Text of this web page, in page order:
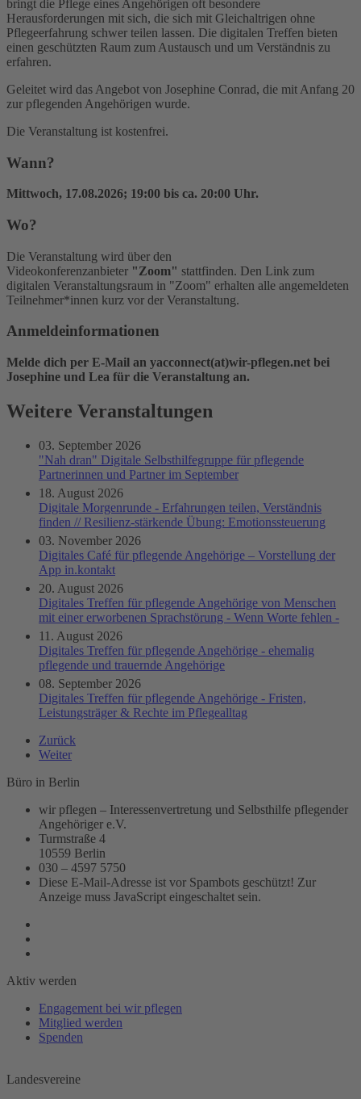
bringt die Pflege eines Angehörigen oft besondere
Herausforderungen mit sich, die sich mit Gleichaltrigen ohne
Pflegeerfahrung schwer teilen lassen. Die digitalen Treffen bieten
einen geschützten Raum zum Austausch und um Verständnis zu
erfahren.
Geleitet wird das Angebot von Josephine Conrad, die mit Anfang 20
zur pflegenden Angehörigen wurde.
Die Veranstaltung ist kostenfrei.
Wann?
Mittwoch, 17.08.2026; 19:00 bis ca. 20:00 Uhr.
Wo?
Die Veranstaltung wird über den
Videokonferenzanbieter "Zoom" stattfinden. Den Link zum
digitalen Veranstaltungsraum in "Zoom" erhalten alle angemeldeten
Teilnehmer*innen kurz vor der Veranstaltung.
Anmeldeinformationen
Melde dich per E-Mail an yacconnect(at)wir-pflegen.net bei
Josephine und Lea für die Veranstaltung an.
Weitere Veranstaltungen
03. September 2026
"Nah dran" Digitale Selbsthilfegruppe für pflegende
Partnerinnen und Partner im September
18. August 2026
Digitale Morgenrunde - Erfahrungen teilen, Verständnis
finden // Resilienz-stärkende Übung: Emotionssteuerung
03. November 2026
Digitales Café für pflegende Angehörige – Vorstellung der
App in.kontakt
20. August 2026
Digitales Treffen für pflegende Angehörige von Menschen
mit einer erworbenen Sprachstörung - Wenn Worte fehlen -
11. August 2026
Digitales Treffen für pflegende Angehörige - ehemalig
pflegende und trauernde Angehörige
08. September 2026
Digitales Treffen für pflegende Angehörige - Fristen,
Leistungsträger & Rechte im Pflegealltag
Zurück
Weiter
Büro in Berlin
wir pflegen – Interessenvertretung und Selbsthilfe pflegender
Angehöriger e.V.
Turmstraße 4
10559 Berlin
030 – 4597 5750
Diese E-Mail-Adresse ist vor Spambots geschützt! Zur
Anzeige muss JavaScript eingeschaltet sein.
Aktiv werden
Engagement bei wir pflegen
Mitglied werden
Spenden
Landesvereine